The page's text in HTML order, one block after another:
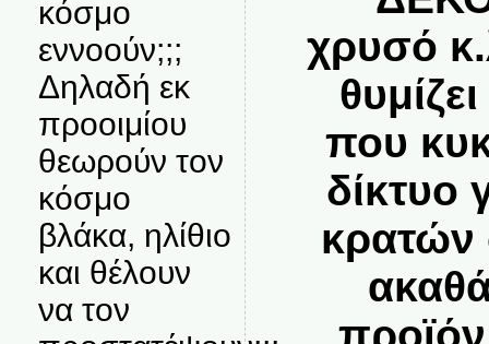
κόσμο
εννοούν;;;
Δηλαδή εκ
προοιμίου
θεωρούν τον
κόσμο
βλάκα, ηλίθιο
και θέλουν
να τον
χρυσό
που
δίκτυο
κρατών